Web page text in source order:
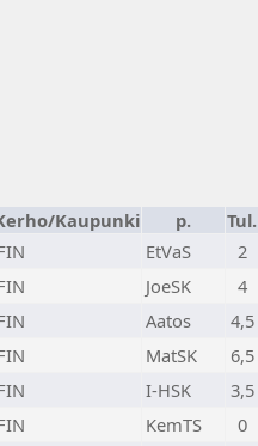
Kaupunki p. Tul.
EtVaS 2
JoeSK 4
Aatos 4,5
MatSK 6,5
I-HSK 3,5
KemTS 0